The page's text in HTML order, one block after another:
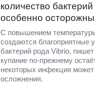
количество
особенно
С повышением
создаются благоприятные
бактерий рода Vibrio,
купание по-прежнему
некоторых инфекция
осложнения.